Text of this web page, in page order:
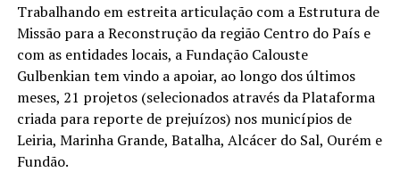
Trabalhando em estreita articulação com a Estrutura de
Missão para a Reconstrução da região Centro do País e
com as entidades locais, a Fundação Calouste
Gulbenkian tem vindo a apoiar, ao longo dos últimos
meses, 21 projetos (selecionados através da Plataforma
criada para reporte de prejuízos) nos municípios de
Leiria, Marinha Grande, Batalha, Alcácer do Sal, Ourém e
Fundão.